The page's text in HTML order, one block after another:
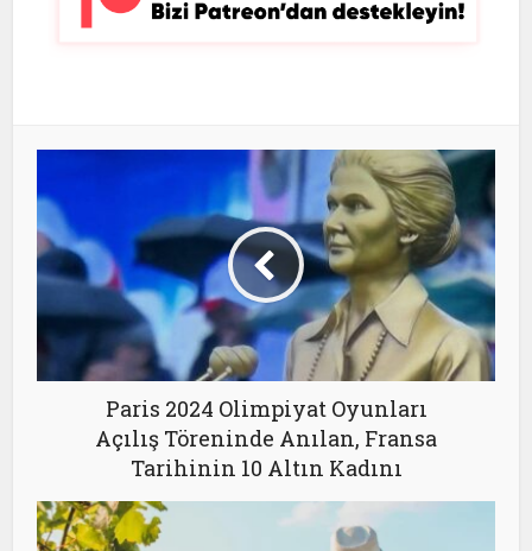
Paris 2024 Olimpiyat Oyunları
Açılış Töreninde Anılan, Fransa
Tarihinin 10 Altın Kadını